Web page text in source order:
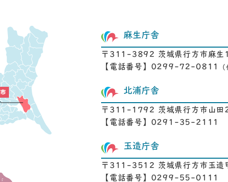
麻生庁舎
〒311-3892 茨城県行方市麻
【電話番号】0299-72-0811
北浦庁舎
〒311-1792 茨城県行方市山
【電話番号】0291-35-2111
玉造庁舎
〒311-3512 茨城県行方市玉造
【電話番号】0299-55-0111